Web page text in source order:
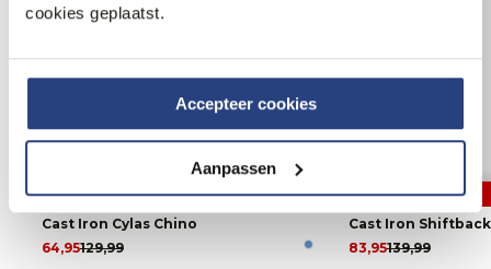
cookies geplaatst.
Accepteer cookies
Aanpassen
50% korting
Cast Iron Cylas Chino
129,99
64,95
40% korting
Cast Iron
139,99
83,95